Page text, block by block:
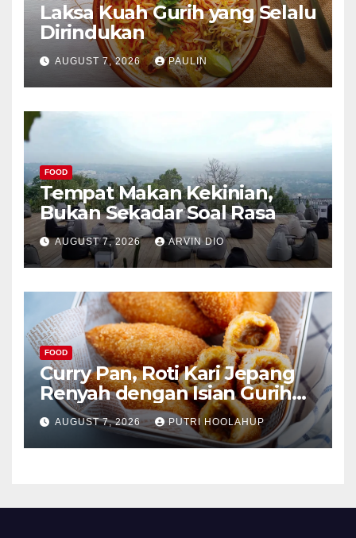
Laksa Kuah Gurih yang Selalu
Dirindukan
AUGUST 7, 2026 PAULIN
FOOD
Tempat Makan Kekinian,
Bukan Sekadar Soal Rasa
AUGUST 7, 2026 ARVIN DIO
FOOD
Curry Pan, Roti Kari Jepang
Renyah dengan Isian Gurih
Menggoda
AUGUST 7, 2026 PUTRI HOOLAHUP